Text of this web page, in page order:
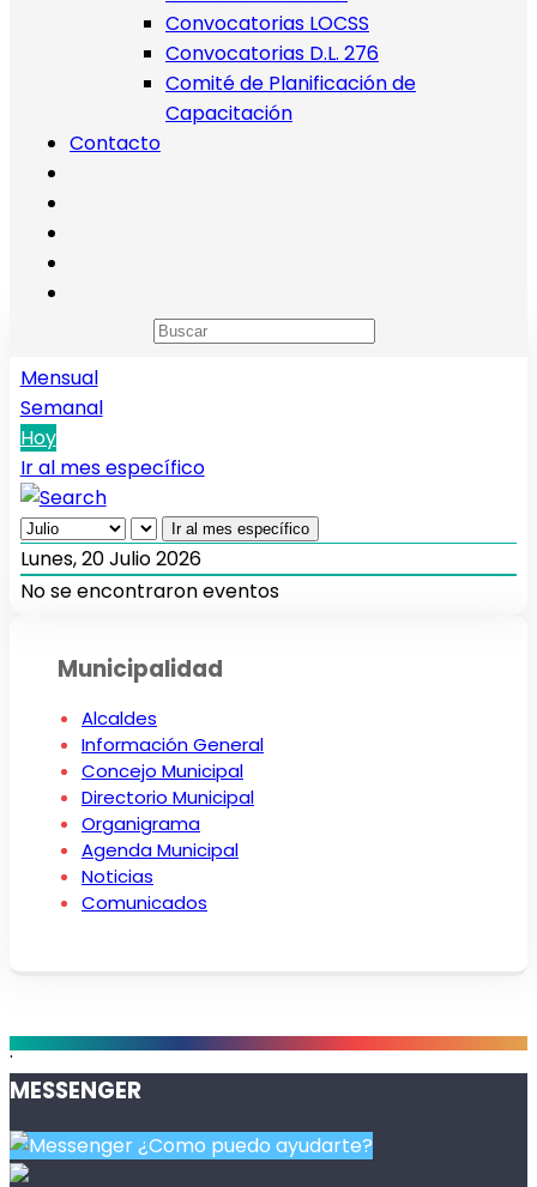
Convocatorias LOCSS
Convocatorias D.L. 276
Comité de Planificación de
Capacitación
Contacto
Calendario de eventos
Mensual
Semanal
Hoy
Ir al mes específico
Ir al mes específico
Lunes, 20 Julio 2026
No se encontraron eventos
Municipalidad
Alcaldes
Información General
Concejo Municipal
Directorio Municipal
Organigrama
Agenda Municipal
Noticias
Comunicados
.
MESSENGER
¿Como puedo ayudarte?